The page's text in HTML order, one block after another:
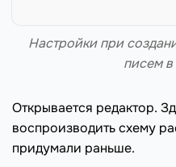
Настройки при
писем в
Открывается редактор.
воспроизводить схему
придумали раньше.